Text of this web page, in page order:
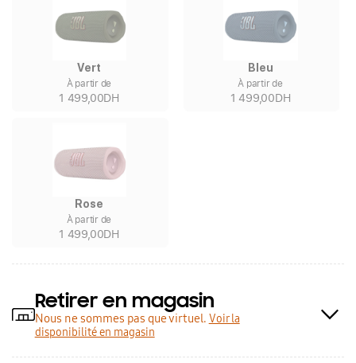
Vert
À partir de
1 499,00DH
Bleu
À partir de
1 499,00DH
Rose
À partir de
1 499,00DH
Retirer en magasin
Nous ne sommes pas que virtuel. Voir la
disponibilité en magasin